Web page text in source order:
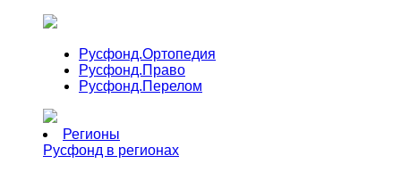
Русфонд.Ортопедия
Русфонд.Право
Русфонд.Перелом
Регионы
Русфонд в регионах